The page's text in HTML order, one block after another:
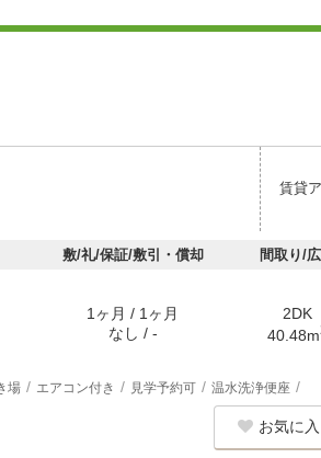
賃貸
敷/礼/保証/敷引・償却 間取り/
1ヶ月 / 1ヶ月
なし / -
2DK
40.48m
場 エアコン付き 見学予約可 温水洗浄便座
お気に